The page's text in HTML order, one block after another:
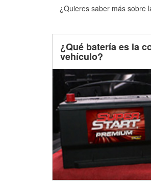
¿Quieres saber más sobre
¿Qué batería es la
vehículo?